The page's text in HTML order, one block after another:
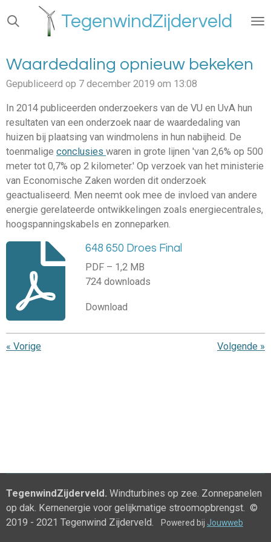
Ga
direct
de
hoofdinhoud
TegenwindZijderveld
Waardedaling opnieuw bekeken
Gepubliceerd op 7 december 2019 om 13:08
In 2014 publiceerden onderzoekers van de VU en UvA hun
resultaten van een onderzoek naar de waardedaling van
huizen bij plaatsing van windmolens in hun nabijheid. De
toenmalige conclusies waren in grote lijnen 'van 2,6% op 500
meter tot 0,7% op 2 kilometer.' Op verzoek van het ministerie
van Economische Zaken worden dit onderzoek
geactualiseerd. Men neemt ook mee de invloed van andere
energie gerelateerde ontwikkelingen zoals energiecentrales,
hoogspanningskabels en zonneparken.
648 650 Droes Final
PDF – 1,2 MB
724 downloads
Download
« Vorige Volgende »
TegenwindZijderveld. Windturbines op zee. Zonnepanelen
op dak. Kernenergie voor gelijkmatige stroomopbrengst. ©
2019 - 2021 Tegenwind Zijderveld.
Powered bij Jouwweb